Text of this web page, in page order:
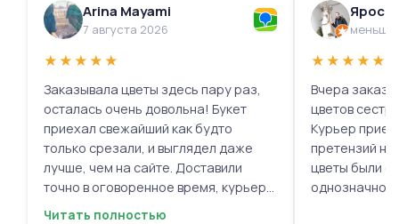
Arina Mayami
7 августа 2026
★★★★★
Заказывала цветы здесь пару раз,
осталась очень довольна! Букет
приехал свежайший как будто
только срезали, и выглядел даже
лучше, чем на сайте. Доставили
точно в оговоренное время, курьер
вежливый, ещё и открытку с тёплыми
Читать полностью
меньше
★★★★★
Вчера
цветов
Курьер
претензий
цветы были
однозначно.